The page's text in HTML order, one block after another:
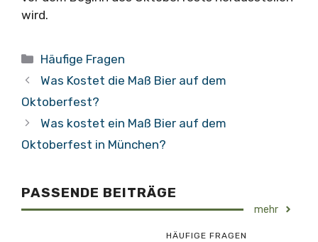
wird.
Kategorien
Häufige Fragen
Was Kostet die Maß Bier auf dem
Oktoberfest?
Was kostet ein Maß Bier auf dem
Oktoberfest in München?
PASSENDE BEITRÄGE
mehr
HÄUFIGE FRAGEN